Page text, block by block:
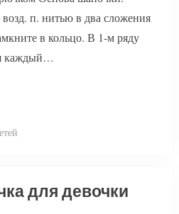
п. нитью в два сложения
в кольцо. В 1-м ряду
каждый…
для девочки